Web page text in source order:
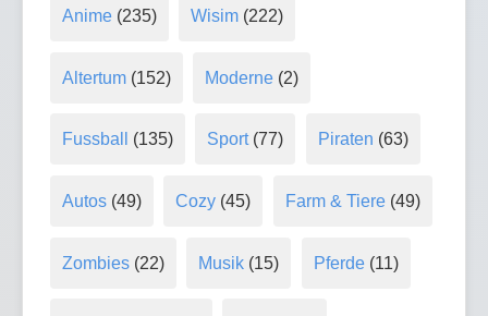
Anime(235) Wisim (222)
Altertum(152) Moderne (2)
Fussball (135) Sport(77) Piraten (63)
Autos(49) Cozy (45) Farm & Tiere(49)
Zombies(22) Musik (15) Pferde(11)